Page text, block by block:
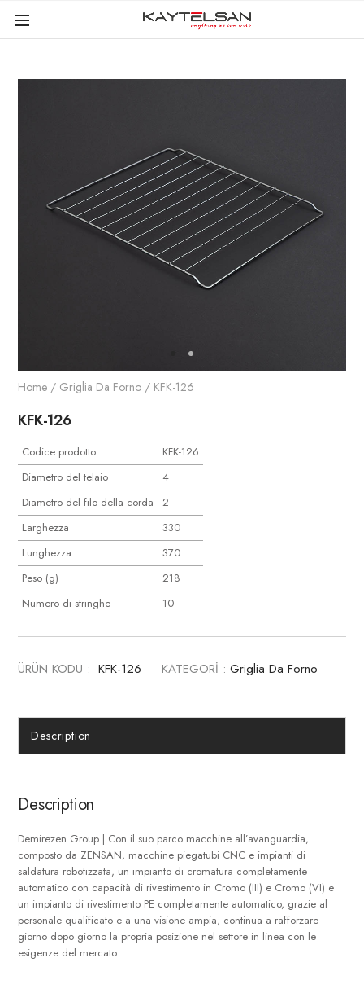
Home / Griglia Da Forno / KFK-126
KFK-126
Codice prodotto
KFK-126
Diametro del telaio
4
Diametro del filo della corda
2
Larghezza
330
Lunghezza
370
Peso (g)
218
Numero di stringhe
10
ÜRÜN KODU : KFK-126 KATEGORİ : Griglia Da Forno
Description
Description
Demirezen Group | Con il suo parco macchine all’avanguardia,
composto da ZENSAN, macchine piegatubi CNC e impianti di
saldatura robotizzata, un impianto di cromatura completamente
automatico con capacità di rivestimento in Cromo (III) e Cromo (VI) e
un impianto di rivestimento PE completamente automatico, grazie al
personale qualificato e a una visione ampia, continua a rafforzare
giorno dopo giorno la propria posizione nel settore in linea con le
esigenze del mercato.